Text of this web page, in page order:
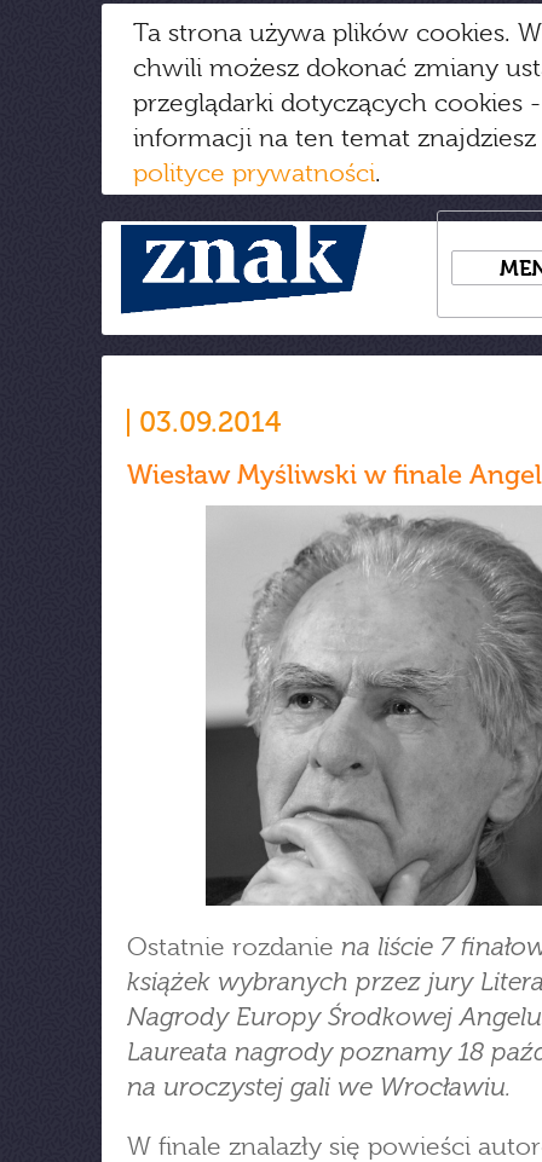
Ta strona używa plików cookies.
chwili możesz dokonać zmiany
przeglądarki dotyczących cookies
informacji na ten temat
polityce prywatności.
03.09.2014
Wiesław Myśliwski w finale
Ostatnie rozdanie na liście 7
książek wybranych przez jury
Nagrody Europy Środkowej
Laureata nagrody poznamy 18
na uroczystej gali we Wrocławiu.
W finale znalazły się powieści